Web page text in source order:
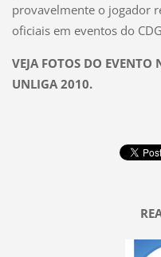
provavelmente o jogador
oficiais em eventos do
VEJA FOTOS DO EVENTO
UNLIGA 2010.